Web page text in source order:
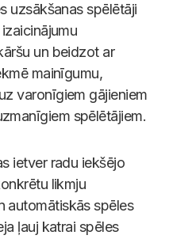
uzsākšanas spēlētāji
un beidzot ar
mainīgumu,
varonīgiem gājieniem
spēlētājiem.
ietver radu iekšējo
likmju
automātiskās spēles
ļauj katrai spēles